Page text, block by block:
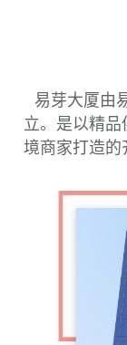
易芽大厦由
立。是以精
境商家打造的